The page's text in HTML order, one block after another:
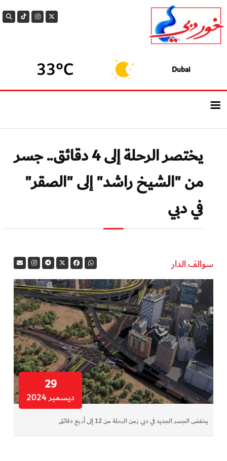
Dubai
33°C
الرئيسيــة
أحدث الأخبار
سوالف الدار
بيزنس
وثائقيات الخور
فن وثقافة
كوكب دبي
تقارير الخور
فيديو
كل الأقسام
أبناء الديرة
يختصر الرحلة إلى 4 دقائق.. جسر
من "الشيخ راشد" إلى "الصقر"
في دبي
سوالف الدار
29
ديسمبر 2024
يخفض الجسر الجديد في دبي زمن الرحلة من 12 إلى أربع دقائق